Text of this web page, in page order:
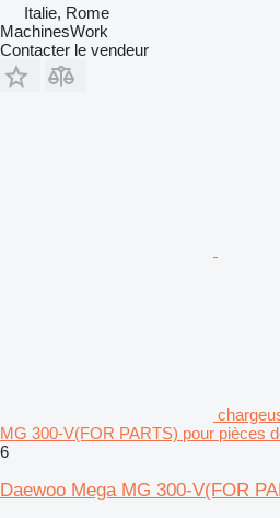
Italie, Rome
MachinesWork
Contacter le vendeur
MG 300-V(FOR PARTS) pour pièces
6
Daewoo Mega MG 300-V(FOR